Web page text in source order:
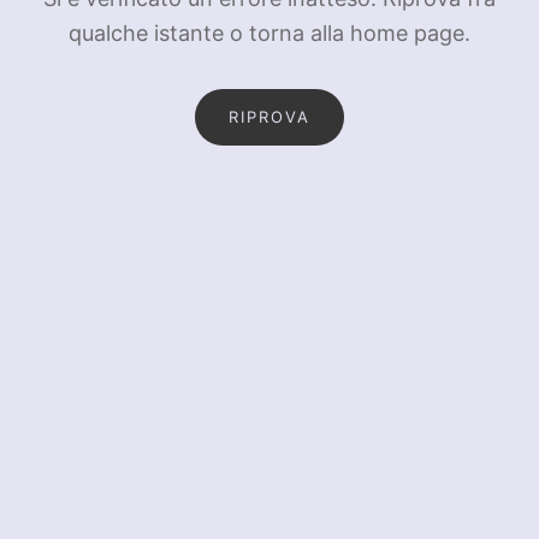
qualche istante o torna alla home page.
RIPROVA